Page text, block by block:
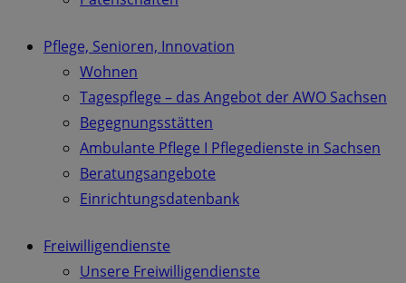
Pflege, Senioren, Innovation
Wohnen
Tagespflege – das Angebot der AWO Sachsen
Begegnungsstätten
Ambulante Pflege I Pflegedienste in Sachsen
Beratungsangebote
Einrichtungsdatenbank
Freiwilligendienste
Unsere Freiwilligendienste